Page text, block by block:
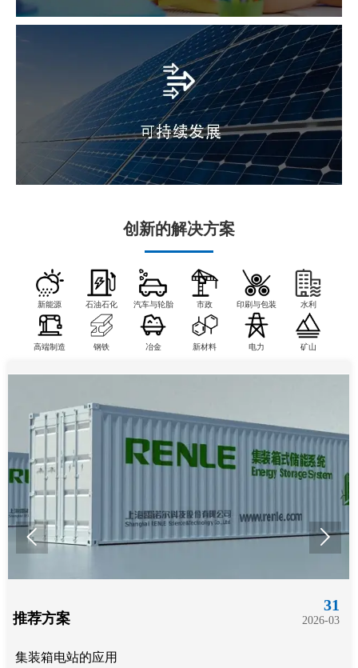
创新的解决方案
新能源 石油石化 汽车与轮胎 市政 印刷与包装 水利
高端制造 钢铁 冶金 新材料 电力 矿山
推荐方案
31
2026-03
集装箱电站的应用
 